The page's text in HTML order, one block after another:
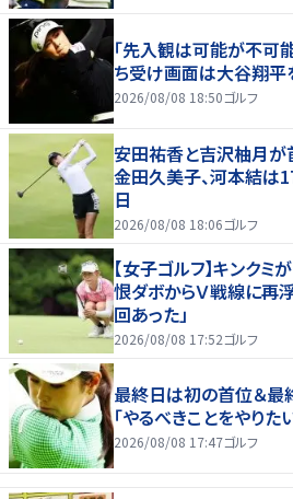
「先入観は可能が不可
ち受け画面は大谷翔平
2026/08/08 18:50ゴルフ
安田祐香と吉沢柚月が
金田久美子、河本結
日
2026/08/08 18:06ゴルフ
【女子ゴルフ】キンク
恨ダボからＶ戦線に再
回あった」
2026/08/08 17:52ゴルフ
最終日は初の首位＆
「やるべきことをやりた
2026/08/08 17:47ゴルフ